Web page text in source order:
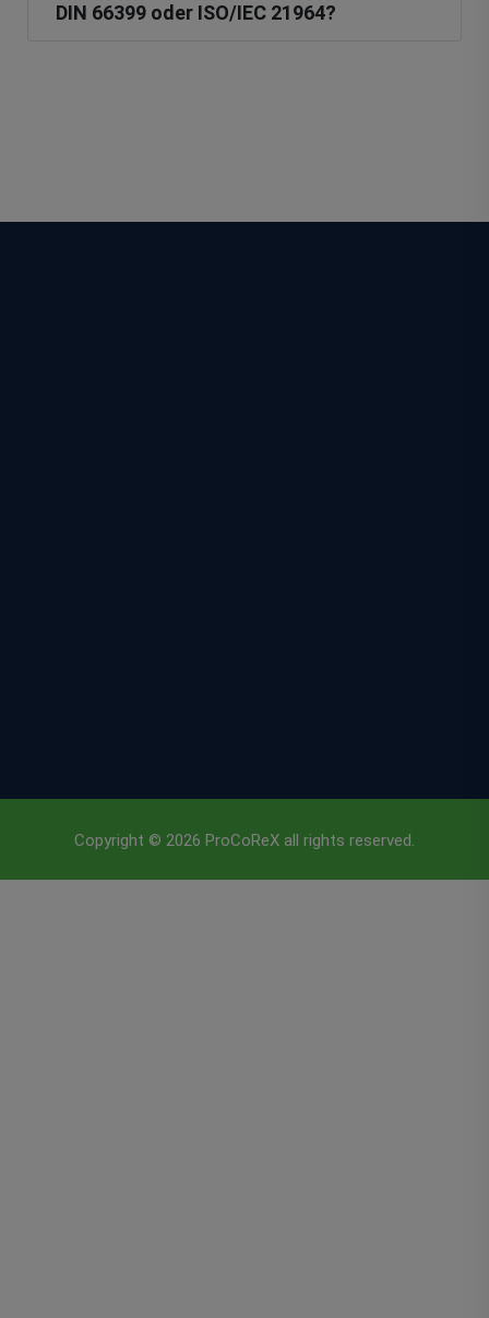
DIN 66399 oder ISO/IEC 21964?
Copyright © 2026 ProCoReX all rights reserved.